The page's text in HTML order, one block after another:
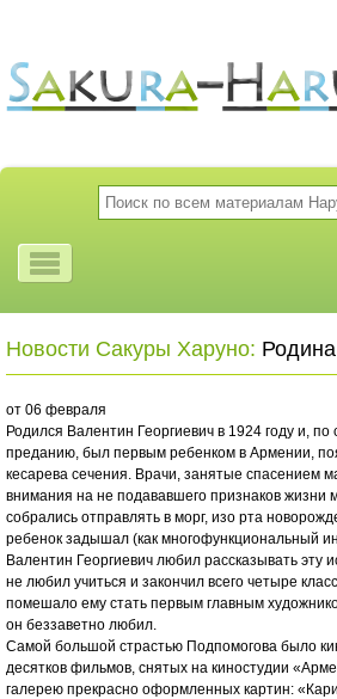
Новости Сакуры Харуно:
от 06 февраля
Родился Валентин Георгиевич в 1924 году и,
преданию, был первым ребенком в Армении,
кесарева сечения. Врачи, занятые спасением
внимания на не подававшего признаков жизни
собрались отправлять в морг, изо рта
ребенок задышал (как многофункциональный
Валентин Георгиевич любил рассказывать эту
не любил учиться и закончил всего четыре
помешало ему стать первым главным
он беззаветно любил.
Самой большой страстью Подпомогова было
десятков фильмов, снятых на киностудии
галерею прекрасно оформленных картин: